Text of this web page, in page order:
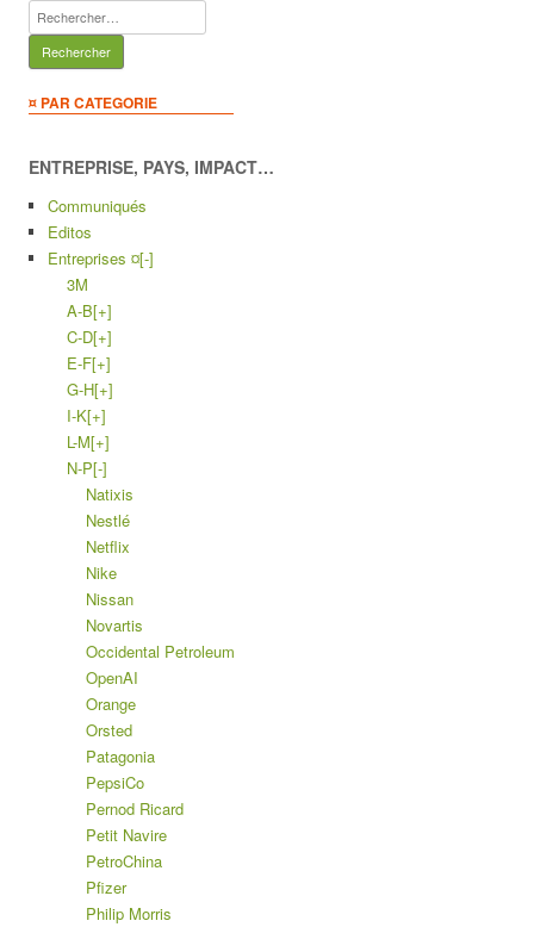
Rechercher :
¤ PAR CATEGORIE
ENTREPRISE, PAYS, IMPACT…
Communiqués
Editos
Entreprises ¤[-]
3M
A-B[+]
C-D[+]
E-F[+]
G-H[+]
I-K[+]
L-M[+]
N-P[-]
Natixis
Nestlé
Netflix
Nike
Nissan
Novartis
Occidental Petroleum
OpenAI
Orange
Orsted
Patagonia
PepsiCo
Pernod Ricard
Petit Navire
PetroChina
Pfizer
Philip Morris